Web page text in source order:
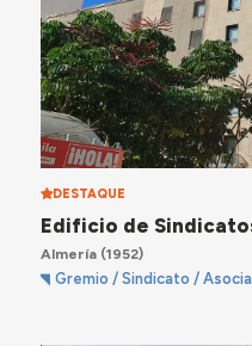
DESTAQUE
Edificio de
Almería(1952)
Gremio / Sindicato /